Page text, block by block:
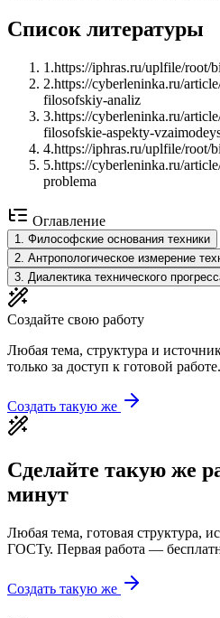
Список литературы
1 .https://iphras.ru/uplfile/root/
2.https://cyberleninka.ru/
filosofskiy-analiz
3.https://cyberleninka.ru/
filosofskie-aspekty-
4.https://iphras.ru/uplfile/root/
5.https://cyberleninka.ru/
problema
Оглавление
1. Философские основания техники
2. Антропологическое измерение
3. Диалектика технического
Создайте свою работу
Любая тема, структура и
только за доступ к готовой работе.
Создать такую же
Сделайте такую же
минут
Любая тема, готовая структура,
ГОСТу. Первая работа —
Создать такую же